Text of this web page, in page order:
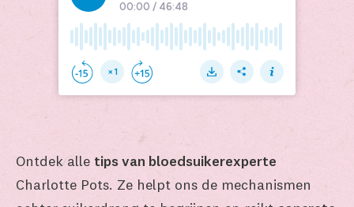
Ontdek alle tips van bloedsuikerexperte
Charlotte Pots. Ze helpt ons de mechanismen